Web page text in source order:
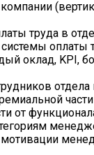
труда в
оплаты
оклад, KPI,
от
мотивации